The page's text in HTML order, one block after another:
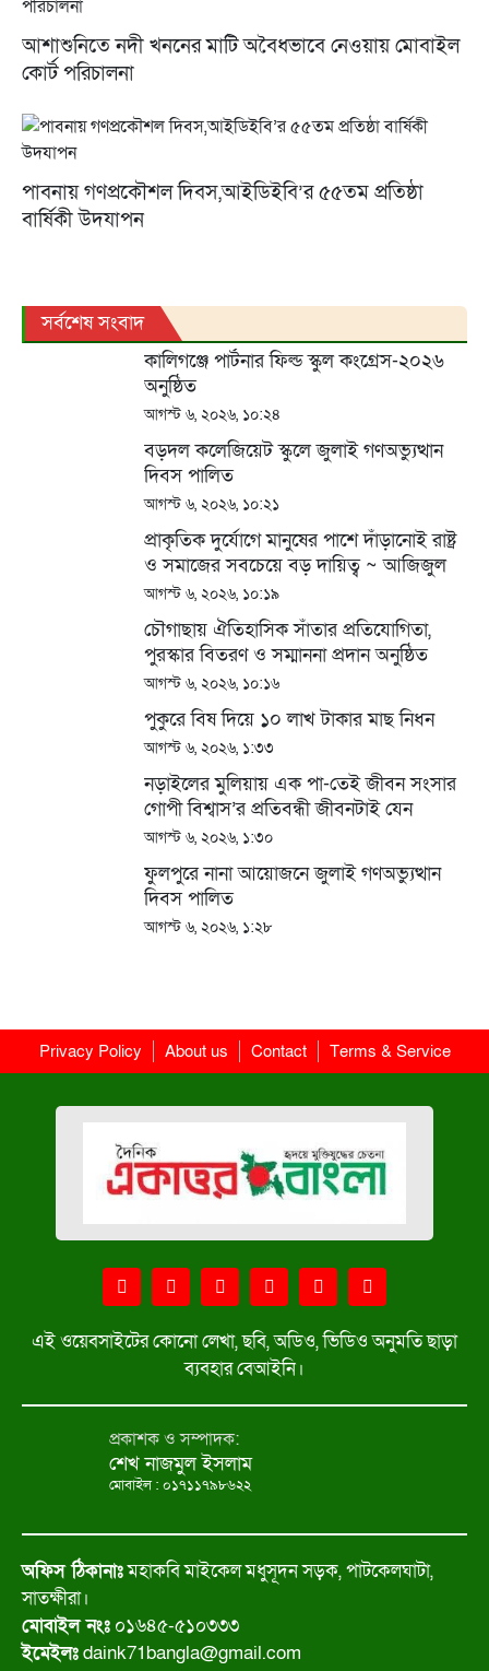
আশাশুনিতে নদী খননের মাটি অবৈধভাবে নেওয়ায় মোবাইল
কোর্ট পরিচালনা
পাবনায় গণপ্রকৌশল দিবস,আইডিইবি’র ৫৫তম প্রতিষ্ঠা
বার্ষিকী উদযাপন
সর্বশেষ সংবাদ
কালিগঞ্জে পার্টনার ফিল্ড স্কুল কংগ্রেস-২০২৬
অনুষ্ঠিত
আগস্ট ৬, ২০২৬, ১০:২৪
বড়দল কলেজিয়েট স্কুলে জুলাই গণঅভ্যুত্থান
দিবস পালিত
আগস্ট ৬, ২০২৬, ১০:২১
প্রাকৃতিক দুর্যোগে মানুষের পাশে দাঁড়ানোই রাষ্ট্র
ও সমাজের সবচেয়ে বড় দায়িত্ব ~ আজিজুল
বারী হেলাল
আগস্ট ৬, ২০২৬, ১০:১৯
চৌগাছায় ঐতিহাসিক সাঁতার প্রতিযোগিতা,
পুরস্কার বিতরণ ও সম্মাননা প্রদান অনুষ্ঠিত
আগস্ট ৬, ২০২৬, ১০:১৬
পুকুরে বিষ দিয়ে ১০ লাখ টাকার মাছ নিধন
আগস্ট ৬, ২০২৬, ১:৩৩
নড়াইলের মুলিয়ায় এক পা-তেই জীবন সংসার
গোপী বিশ্বাস’র প্রতিবন্ধী জীবনটাই যেন
অভিশাপ
আগস্ট ৬, ২০২৬, ১:৩০
ফুলপুরে নানা আয়োজনে জুলাই গণঅভ্যুত্থান
দিবস পালিত
আগস্ট ৬, ২০২৬, ১:২৮
Privacy Policy About us Contact Terms & Service
এই ওয়েবসাইটের কোনো লেখা, ছবি, অডিও, ভিডিও অনুমতি ছাড়া
ব্যবহার বেআইনি।
প্রকাশক ও সম্পাদক:
শেখ নাজমুল ইসলাম
মোবাইল : ০১৭১১৭৯৮৬২২
অফিস ঠিকানাঃমহাকবি মাইকেল মধুসূদন সড়ক, পাটকেলঘাটা,
সাতক্ষীরা।
মোবাইল নংঃ ০১৬৪৫-৫১০৩৩৩
ইমেইলঃdaink71bangla@gmail.com